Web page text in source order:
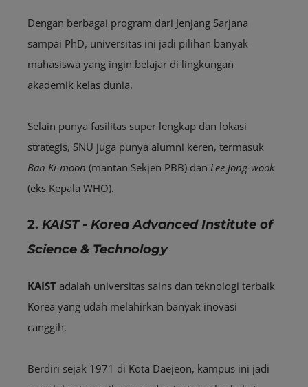
Dengan berbagai program dari Jenjang Sarjana
sampai PhD, universitas ini jadi pilihan banyak
mahasiswa yang ingin belajar di lingkungan
akademik kelas dunia.
Selain punya fasilitas super lengkap dan lokasi
strategis, SNU juga punya alumni keren, termasuk
Ban Ki-moon (mantan Sekjen PBB) dan Lee Jong-wook
(eks Kepala WHO).
2. KAIST - Korea Advanced Institute of
Science & Technology
KAIST adalah universitas sains dan teknologi terbaik
Korea yang udah melahirkan banyak inovasi
canggih.
Berdiri sejak 1971 di Kota Daejeon, kampus ini jadi